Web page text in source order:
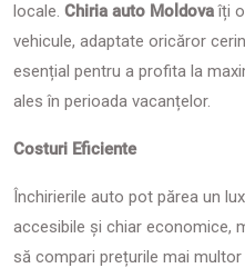
locale. Chiria auto Moldovaîți
vehicule, adaptate oricăror
esențial pentru a profita la
ales în perioada vacanțelor.
Costuri Eficiente
Închirierile auto pot părea un
accesibile și chiar economice,
să compari prețurile mai